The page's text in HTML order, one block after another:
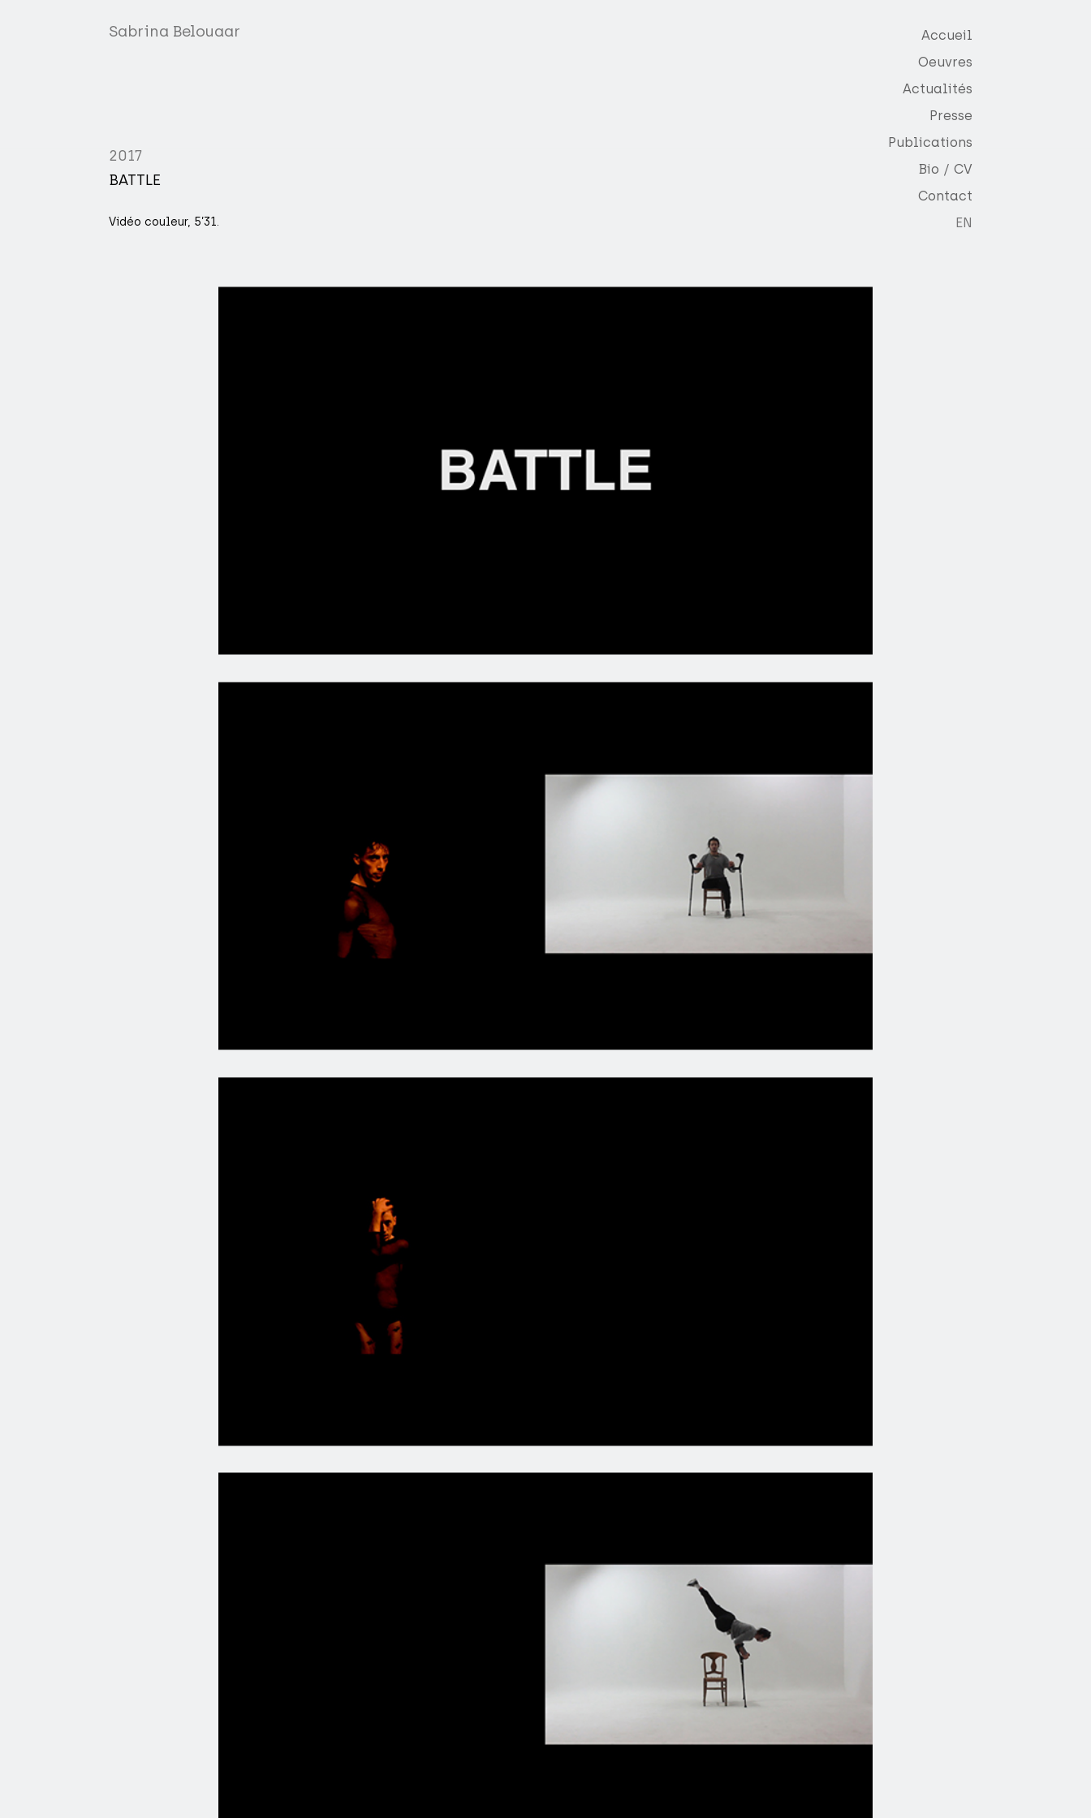
Sabrina Belouaar
Accueil
Oeuvres
Actualités
Presse
Publications
Bio / CV
Contact
EN
2017
BATTLE
Vidéo couleur, 5’31.